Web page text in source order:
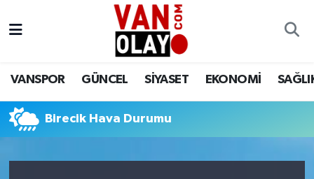
VANSPOR GÜNCEL SİYASET EKONOMİ
Birecik Hava Durumu
Siyaset
Ekonomi
Van Nöbetçi Eczaneler
Van Namaz Vakitleri
Van Trafik Yoğunluk Haritası